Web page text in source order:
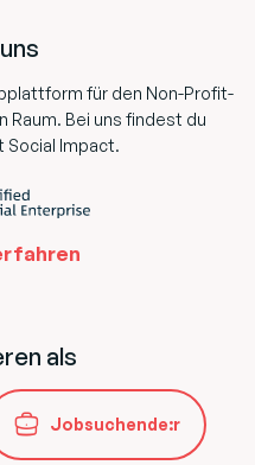
für den Non-Profit-
Bei uns findest du
Social Impact.
als
Jobsuchende:r